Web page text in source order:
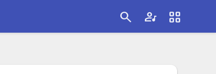
search artist view_cozy